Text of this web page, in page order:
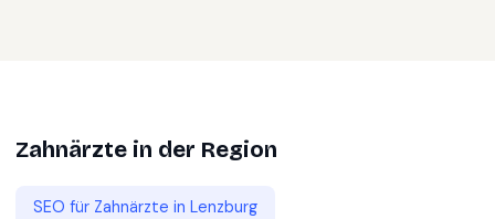
Zahnärzte in der Region
SEO für Zahnärzte in Lenzburg